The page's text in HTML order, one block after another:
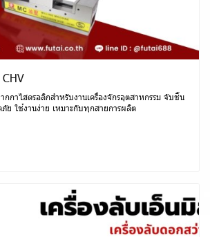
กกาไฮดรอลิกสำหรับงานเครื่องจักรอุตสาหกรรม จับชิ้น
ใช้งานง่าย เหมาะกับทุกสายการผลิต